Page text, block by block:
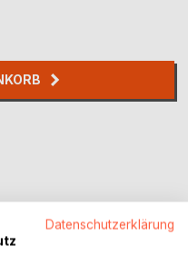
Datenschutzerklärung